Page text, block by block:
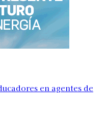
en agentes de